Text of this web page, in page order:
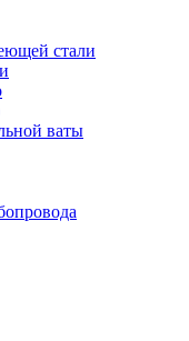
стали
ваты